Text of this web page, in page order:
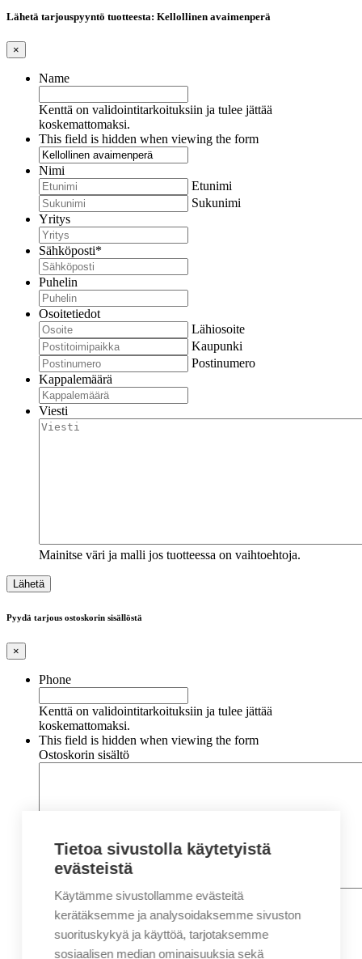
Lähetä tarjouspyyntö tuotteesta: Kellollinen avaimenperä
×
Name
Kenttä on validointitarkoituksiin ja tulee jättää
koskemattomaksi.
This field is hidden when viewing the form
Nimi
Etunimi
Sukunimi
Yritys
Sähköposti*
Puhelin
Osoitetiedot
Lähiosoite
Kaupunki
Postinumero
Kappalemäärä
Viesti
Mainitse väri ja malli jos tuotteessa on vaihtoehtoja.
Pyydä tarjous ostoskorin sisällöstä
×
Phone
Kenttä on validointitarkoituksiin ja tulee jättää
koskemattomaksi.
This field is hidden when viewing the form
Ostoskorin sisältö
Nimi*
Etunimi
Sukunimi
Tietoa sivustolla käytetyistä
evästeistä
Käytämme sivustollamme evästeitä
kerätäksemme ja analysoidaksemme sivuston
suorituskykyä ja käyttöä, tarjotaksemme
sosiaalisen median ominaisuuksia sekä